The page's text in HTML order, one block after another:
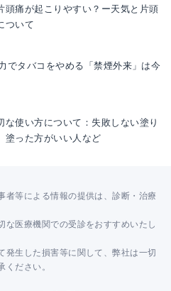
頭痛が起こりやすい？ー天気と片頭
ついて
でタバコをやめる「禁煙外来」は今
な使い方について：失敗しない塗り
塗った方がいい人など
者等による情報の提供は、診断・治療
な医療機関での受診をおすすめいたし
発生した損害等に関して、弊社は一切
ください。